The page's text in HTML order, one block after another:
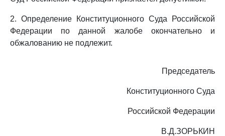
2. Определение Конституционного Суда Российской
Федерации по данной жалобе окончательно и
обжалованию не подлежит.
Председатель
Конституционного Суда
Российской Федерации
В.Д.ЗОРЬКИН